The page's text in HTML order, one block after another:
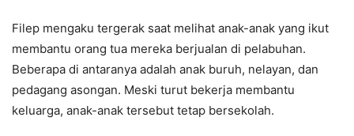
Filep mengaku tergerak saat melihat anak-anak yang ikut
membantu orang tua mereka berjualan di pelabuhan.
Beberapa di antaranya adalah anak buruh, nelayan, dan
pedagang asongan. Meski turut bekerja membantu
keluarga, anak-anak tersebut tetap bersekolah.